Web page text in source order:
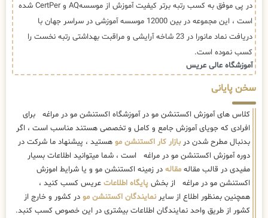
در پی موفق به کسب رتبه برتر کیفیت آموزش از موسسهAQ و CertPer شده
است ، این مجموعه در بین 12000 موسسه آموزشی در سراسر جهان با
دریافت نماد مانورا در 23 شاخه آرایشی و مراقبت بهداشتی رتبه نخست را
کسب نموده است.
آموزشگاه عالی عریس
سخن پایانی
کلاس های آموزش اکستنشن مو در آموزشگاه اکستنشن مو در مراغه برای
افرادی که جویای آموزش جامع و کامل و تخصصی هستند مناسب است ، اگر
بدنبال مطرح شدن دربازار کار اکستنشن مو هستید ، پیشنهاد ما شرکت در
دوره آموزش اکستنشن مو در مراغه است ، شما میتوانید اطلاعات بسیار
مفیدی در قالب مقاله مقاله در زمینه اکستنشن مو و یا شرایط اموزش
اکستنشن مو در مراغه از بخش پایگاه اطلاعات عریس کسب کنید ،
همچنین بمنظور اطلاع از سایرنمایندگان اکستنشن مو در کشور و خارج از
کشور از طریق واحد نمایندگان اطلاعات بیشتری در این خصوص کسب کنبد.